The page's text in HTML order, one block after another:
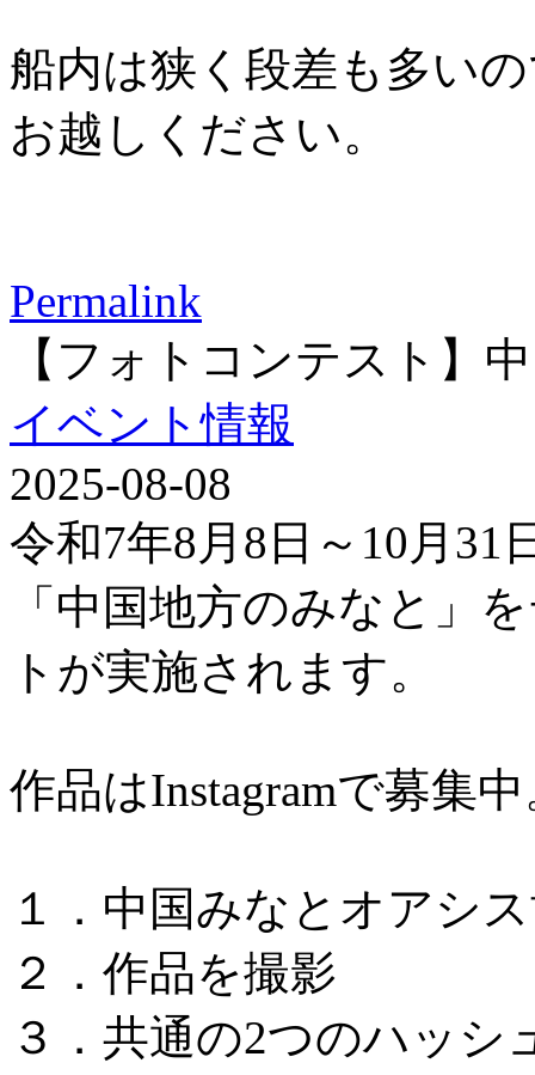
船内は狭く段差も多い
お越しください。
Permalink
【フォトコンテスト】
イベント情報
2025-08-08
令和7年8月8日～10月31
「中国地方のみなと」
トが実施されます。
作品はInstagramで募集
１．中国みなとオアシ
２．作品を撮影
３．共通の2つのハッシ